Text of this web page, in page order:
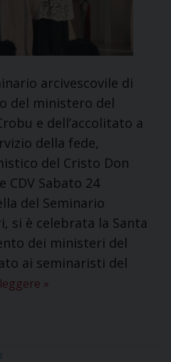
arcivescovile di
del ministero del
e dell’accolitato a
della fede,
del Cristo Don
CDV Sabato 24
del Seminario
si è celebrata la Santa
dei ministeri del
ai seminaristi del
»